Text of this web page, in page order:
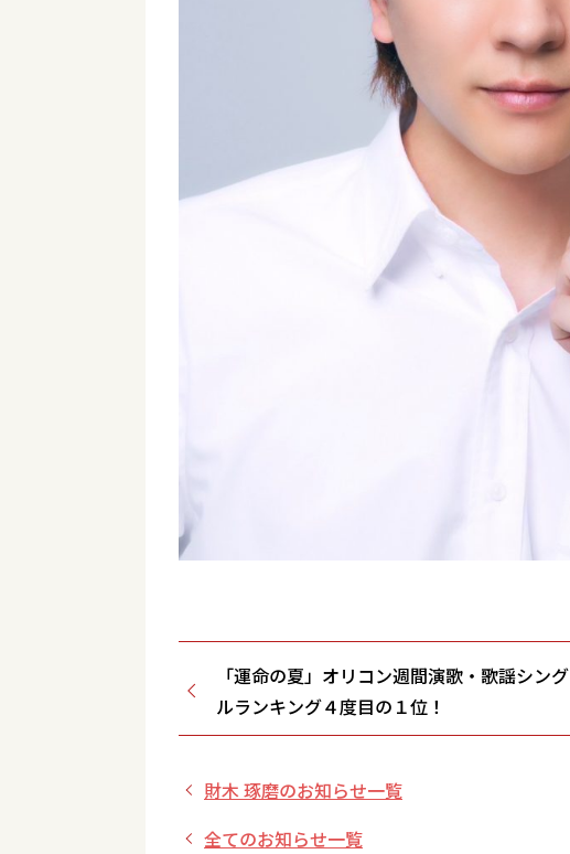
「運命の夏」オリコン週間演歌・歌謡シング
ルランキング４度目の１位！
財木 琢磨のお知らせ一覧
全てのお知らせ一覧